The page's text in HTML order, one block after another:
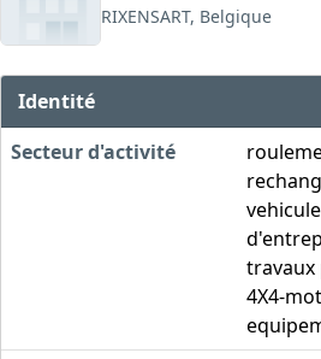
RIXENSART, Belgique
Identité
Secteur d'activité
4X4-